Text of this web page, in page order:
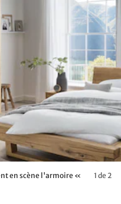
en scène l'armoire «
1 de 2